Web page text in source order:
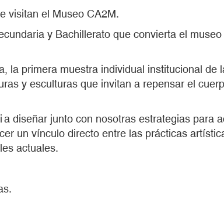
visitan el Museo CA2M.
y Bachillerato que convierta el museo
la primera muestra individual institucional
y esculturas que invitan a repensar el
diseñar junto con nosotras estrategias para
un vínculo directo entre las prácticas
actuales.